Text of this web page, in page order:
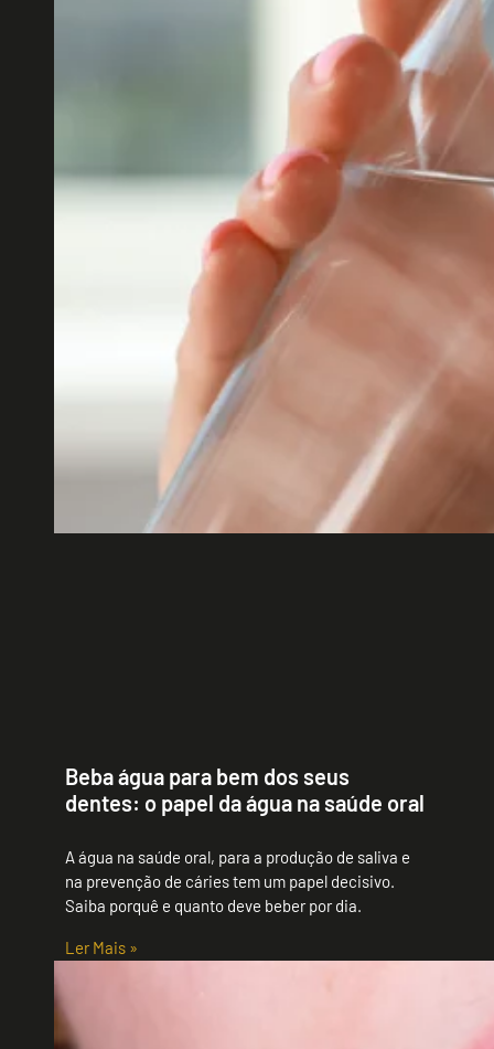
Beba água para bem dos seus
dentes: o papel da água na saúde oral
A água na saúde oral, para a produção de saliva e
na prevenção de cáries tem um papel decisivo.
Saiba porquê e quanto deve beber por dia.
Ler Mais »